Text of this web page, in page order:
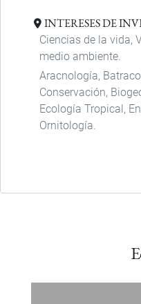
INTERESES DE
Ciencias de la vida,
medio ambiente.
Aracnología,
Conservación,
Ecología Tropical,
Ornitología.